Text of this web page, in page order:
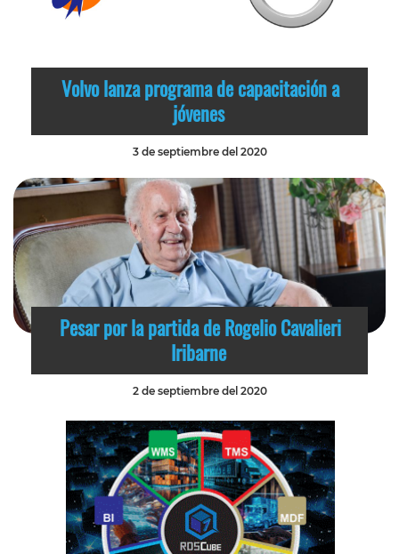
Volvo lanza programa de capacitación a
jóvenes
3 de septiembre del 2020
Pesar por la partida de Rogelio Cavalieri
Iribarne
2 de septiembre del 2020